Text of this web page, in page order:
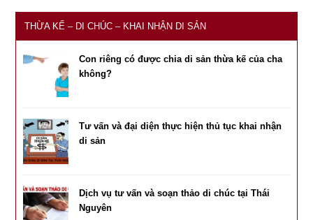
THỪA KẾ – DI CHÚC – KHAI NHẬN DI SẢN
Con riêng có được chia di sản thừa kế của cha
không?
Tư vấn và đại diện thực hiện thủ tục khai nhận
di sản
Dịch vụ tư vấn và soạn thảo di chúc tại Thái
Nguyên